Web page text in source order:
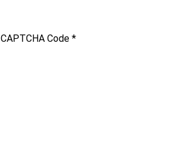
CAPTCHA Code *